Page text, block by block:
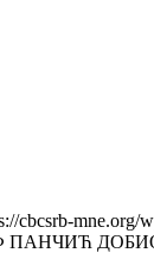
cbcsrb-mne.org/
ПАНЧИЋ